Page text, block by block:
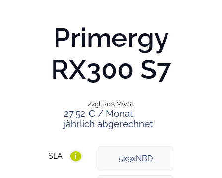
Primergy
RX300 S7
27.52 € / Monat,
jährlich abgerechnet
Zzgl. 20% MwSt.
SLA i 5x9xNBD